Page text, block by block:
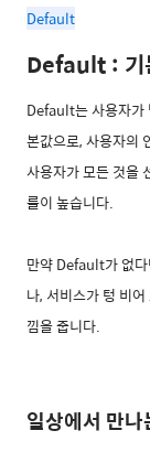
Default
Default : 기
Default는 사용자가
본값으로, 사용자의
사용자가 모든 것을
률이 높습니다.
만약 Default가 없다
나, 서비스가 텅 비
낌을 줍니다.
일상에서 만